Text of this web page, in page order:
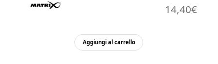
14,40€
Aggiungi al carrello